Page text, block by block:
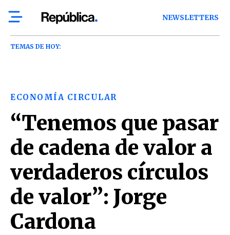
NEWSLETTERS
TEMAS DE HOY:
ECONOMÍA CIRCULAR
“Tenemos que pasar
de cadena de valor a
verdaderos círculos
de valor”: Jorge
Cardona